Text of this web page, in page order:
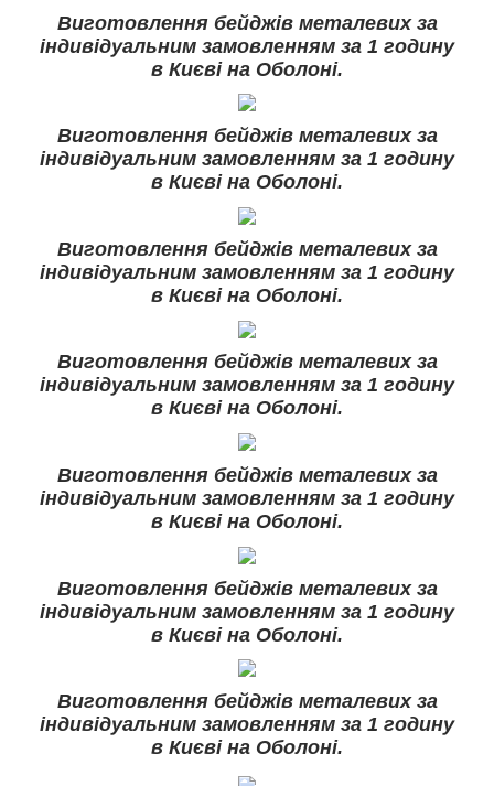
Виготовлення бейджів металевих за
індивідуальним замовленням за 1 годину
в Києві на Оболоні.
Виготовлення бейджів металевих за
індивідуальним замовленням за 1 годину
в Києві на Оболоні.
Виготовлення бейджів металевих за
індивідуальним замовленням за 1 годину
в Києві на Оболоні.
Виготовлення бейджів металевих за
індивідуальним замовленням за 1 годину
в Києві на Оболоні.
Виготовлення бейджів металевих за
індивідуальним замовленням за 1 годину
в Києві на Оболоні.
Виготовлення бейджів металевих за
індивідуальним замовленням за 1 годину
в Києві на Оболоні.
Виготовлення бейджів металевих за
індивідуальним замовленням за 1 годину
в Києві на Оболоні.